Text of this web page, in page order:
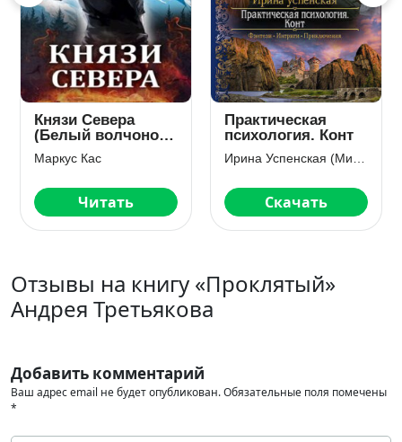
Князи Севера
(Белый волчонок
— 3)
Маркус Кас
Читать
Практическая
психология. Конт
Скачать
Отзывы на книгу «Проклятый»
Андрея Третьякова
Добавить комментарий
Ваш адрес email не будет опубликован.Обязательные поля помечены
*